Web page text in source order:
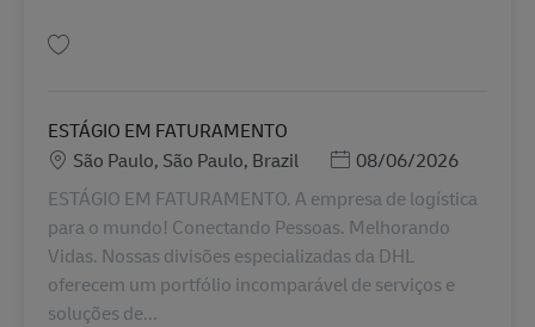
ESTÁGIO EM FATURAMENTO
SedeSão Paulo, São Paulo, Brazil Posted Date
08/06/2026
ESTÁGIO EM FATURAMENTO. A empresa de logística
para o mundo! Conectando Pessoas. Melhorando
Vidas. Nossas divisões especializadas da DHL
oferecem um portfólio incomparável de serviços e
soluções de...